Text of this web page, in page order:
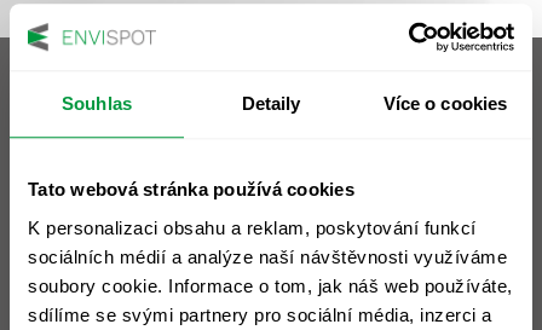
Souhlas Detaily Více o cookies
Tato webová stránka používá cookies
K personalizaci obsahu a reklam, poskytování funkcí
sociálních médií a analýze naší návštěvnosti využíváme
soubory cookie. Informace o tom, jak náš web používáte,
sdílíme se svými partnery pro sociální média, inzerci a
ENVIspot, a.s.
nám. 14. října 1307/2
Praha 5 - Smíchov, 150 00
IČ: 28472195